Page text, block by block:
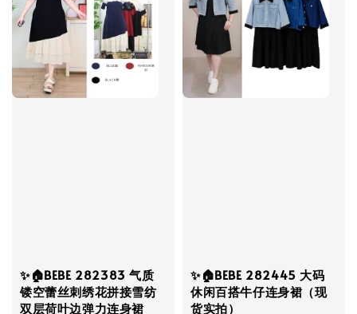
✨🏠BEBE 282383 气质
镂空蕾丝刺绣花拼接雪纺
双层荷叶边弹力连身裙
✨🏠BEBE 282445 大码
休闲百搭牛仔连身裙（现
货实拍）